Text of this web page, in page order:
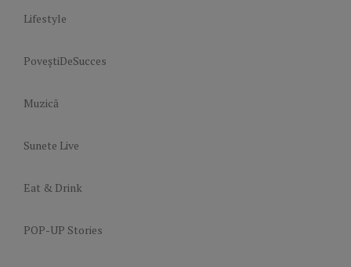
Lifestyle
PoveștiDeSucces
Muzică
Sunete Live
Eat & Drink
POP-UP Stories